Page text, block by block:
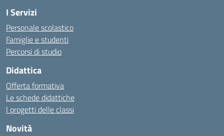
I Servizi
Personale scolastico
Famiglie e studenti
Percorsi di studio
Didattica
Offerta formativa
Le schede didattiche
I progetti delle classi
Novità